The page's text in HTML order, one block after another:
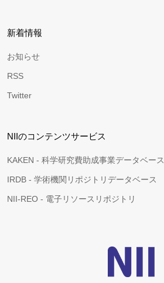
新着情報
お知らせ
RSS
Twitter
NIIのコンテンツサービス
KAKEN - 科学研究費助成事業データベース
IRDB - 学術機関リポジトリデータベース
NII-REO - 電子リソースリポジトリ